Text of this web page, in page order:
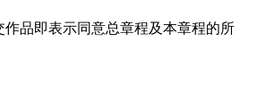
作品即表示同意总章程及本章程的所